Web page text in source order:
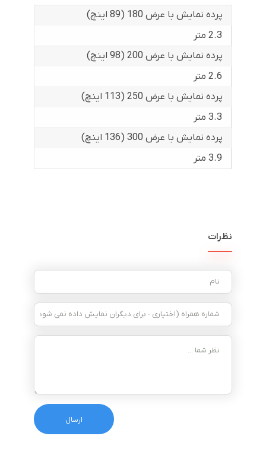
پرده نمایش با عرض 180 (89 اینچ)
2.3 متر
پرده نمایش با عرض 200 (98 اینچ)
2.6 متر
پرده نمایش با عرض 250 (113 اینچ)
3.3 متر
پرده نمایش با عرض 300 (136 اینچ)
3.9 متر
نظرات